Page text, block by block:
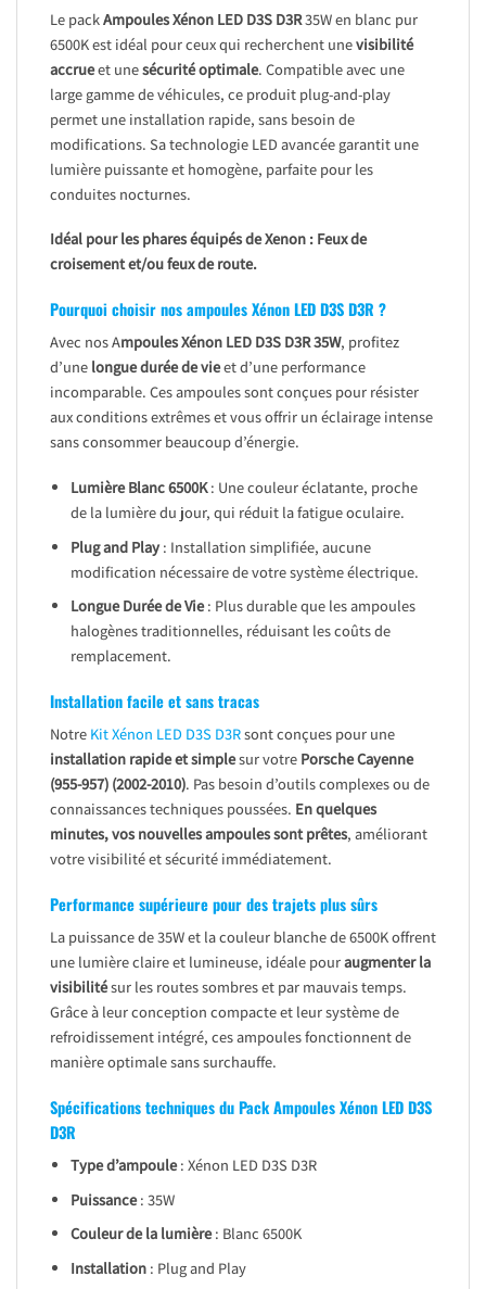
Le packAmpoules Xénon LED D3S D3R35W en blanc pur
6500K est idéal pour ceux qui recherchent unevisibilité
accrueet unesécurité optimale. Compatible avec une
large gamme de véhicules, ce produit plug-and-play
permet une installation rapide, sans besoin de
modifications. Sa technologie LED avancée garantit une
lumière puissante et homogène, parfaite pour les
conduites nocturnes.
Idéal pour les phares équipés de Xenon : Feux de
croisement et/ou feux de route.
Pourquoi choisir nos ampoules Xénon LED D3S D3R ?
Avec nos Ampoules Xénon LED D3S D3R 35W, profitez
d’une longue durée de vieet d’une performance
incomparable. Ces ampoules sont conçues pour résister
aux conditions extrêmes et vous offrir un éclairage intense
sans consommer beaucoup d’énergie.
Lumière Blanc 6500K: Une couleur éclatante, proche
de la lumière du jour, qui réduit la fatigue oculaire.
Plug and Play: Installation simplifiée, aucune
modification nécessaire de votre système électrique.
Longue Durée de Vie: Plus durable que les ampoules
halogènes traditionnelles, réduisant les coûts de
remplacement.
Installation facile et sans tracas
Notre Kit Xénon LED D3S D3Rsont conçues pour une
installation rapide et simplesur votre Porsche Cayenne
(955-957) (2002-2010). Pas besoin d’outils complexes ou de
connaissances techniques poussées. En quelques
minutes, vos nouvelles ampoules sont prêtes, améliorant
votre visibilité et sécurité immédiatement.
Performance supérieure pour des trajets plus sûrs
La puissance de 35W et la couleur blanche de 6500K offrent
une lumière claire et lumineuse, idéale pouraugmenter la
visibilitésur les routes sombres et par mauvais temps.
Grâce à leur conception compacte et leur système de
refroidissement intégré, ces ampoules fonctionnent de
manière optimale sans surchauffe.
Spécifications techniques du Pack Ampoules Xénon LED D3S
D3R
Type d’ampoule: Xénon LED D3S D3R
Puissance: 35W
Couleur de la lumière: Blanc 6500K
Installation: Plug and Play